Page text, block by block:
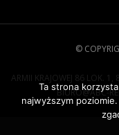
©
ARMII KRAJOWEJ 86 LOK.
BIURO@ABC-
Ta strona
najwyższym